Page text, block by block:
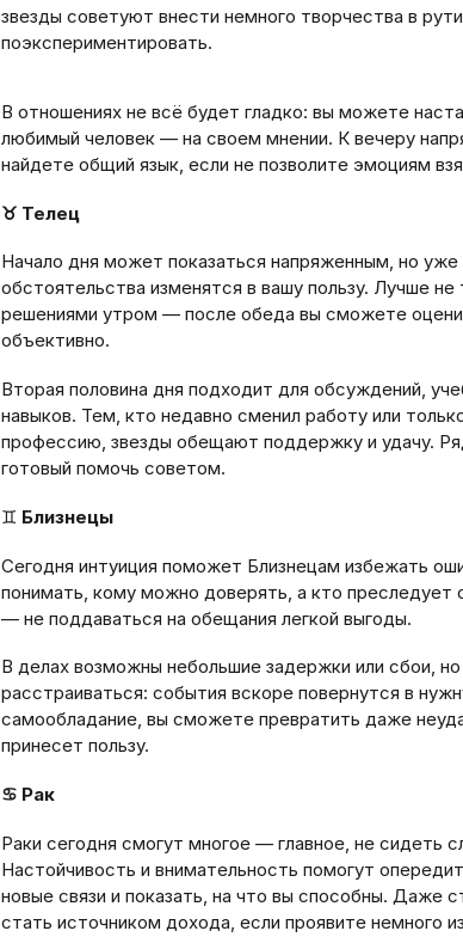
звезды советуют внести немного творчества в
поэкспериментировать.
В отношениях не всё будет гладко: вы можете
любимый человек — на своем мнении. К вечеру
найдете общий язык, если не позволите эмоциям
♉ Телец
Начало дня может показаться напряженным, но уже
обстоятельства изменятся в вашу пользу. Лучше
решениями утром — после обеда вы сможете
объективно.
Вторая половина дня подходит для обсуждений,
навыков. Тем, кто недавно сменил работу или
профессию, звезды обещают поддержку и удачу.
готовый помочь советом.
♊ Близнецы
Сегодня интуиция поможет Близнецам избежать
понимать, кому можно доверять, а кто преследует
— не поддаваться на обещания легкой выгоды.
В делах возможны небольшие задержки или сбои,
расстраиваться: события вскоре повернутся в
самообладание, вы сможете превратить даже
принесет пользу.
♋ Рак
Раки сегодня смогут многое — главное, не сидеть
Настойчивость и внимательность помогут
новые связи и показать, на что вы способны. Даже
стать источником дохода, если проявите немного